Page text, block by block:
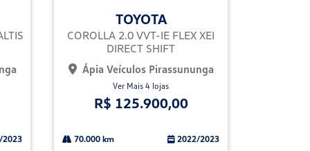
lhe
TOYOTA
COROLLA 2.0 VVT-IE FLEX XEI
DIRECT SHIFT
Ápia Veículos Pirassununga
Ver Mais 4 lojas
R$ 125.900,00
70.000 km 2022/2023